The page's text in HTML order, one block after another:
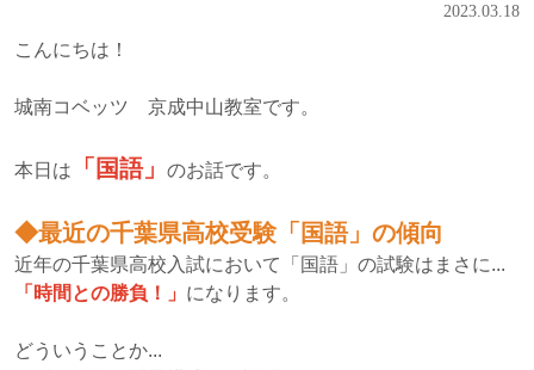
2023.03.18
こんにちは！
城南コベッツ 京成中山教室です。
本日は 「国語」 のお話です。
◆最近の千葉県高校受験「国語」の傾向
近年の千葉県高校入試において「国語」の試験はまさに...
「時間との勝負！」 になります。
どういうことか...